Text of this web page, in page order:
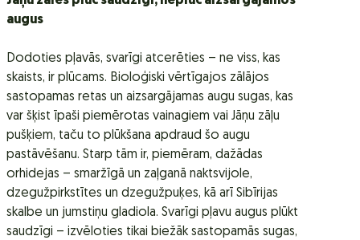
augus
Dodoties pļavās, svarīgi atcerēties – ne viss, kas
skaists, ir plūcams. Bioloģiski vērtīgajos zālājos
sastopamas retas un aizsargājamas augu sugas, kas
var šķist īpaši piemērotas vainagiem vai Jāņu zāļu
pušķiem, taču to plūkšana apdraud šo augu
pastāvēšanu. Starp tām ir, piemēram, dažādas
orhidejas – smaržīgā un zaļganā naktsvijole,
dzegužpirkstītes un dzegužpuķes, kā arī Sibīrijas
skalbe un jumstiņu gladiola. Svarīgi pļavu augus plūkt
saudzīgi – izvēloties tikai biežāk sastopamās sugas,